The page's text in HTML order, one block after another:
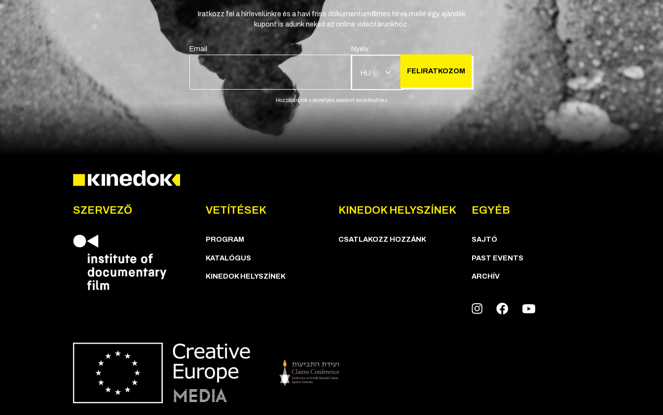
Iratkozz fel a hírlevelünkre és a havi friss dokumentumfilmes hírek mellé egy ajándék
kupont is adunk neked az online videótárunkhoz.
Email Nyelv
HU FELIRATKOZOM
Hozzájárulok személyes adataim kezeléséhez
SZERVEZŐ VETÍTÉSEK
PROGRAM
KATALÓGUS
KINEDOK HELYSZÍNEK
KINEDOK HELYSZÍNEK
CSATLAKOZZ HOZZÁNK
EGYÉB
SAJTÓ
PAST EVENTS
ARCHÍV